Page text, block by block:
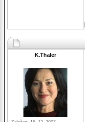
K.Thaler